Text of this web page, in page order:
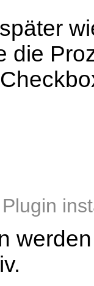
die